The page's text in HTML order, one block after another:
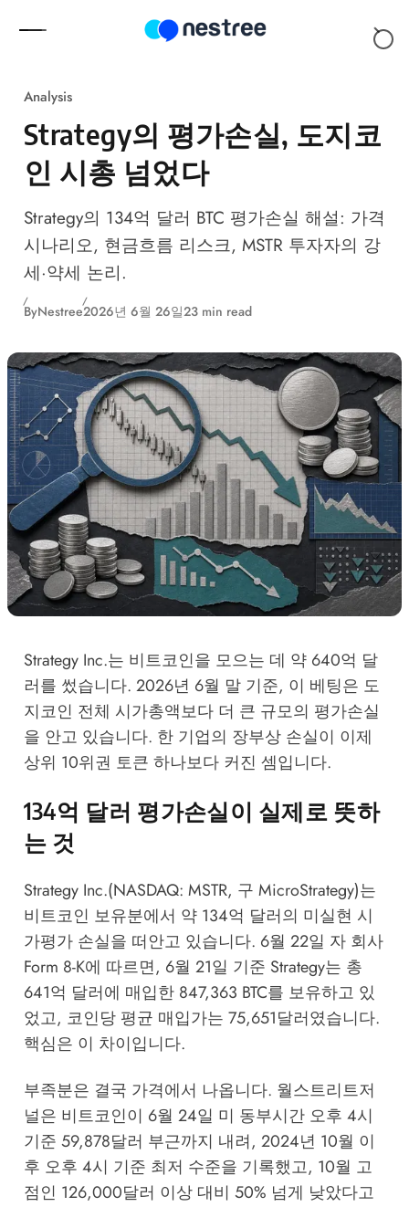
Analysis
Strategy의 평가손실, 도지코
인 시총 넘었다
Strategy의 134억 달러 BTC 평가손실 해설: 가격
시나리오, 현금흐름 리스크, MSTR 투자자의 강
세·약세 논리.
ByNestree2026년 6월 26일23 min read
Strategy Inc.는 비트코인을 모으는 데 약 640억 달
러를 썼습니다. 2026년 6월 말 기준, 이 베팅은 도
지코인 전체 시가총액보다 더 큰 규모의 평가손실
을 안고 있습니다. 한 기업의 장부상 손실이 이제
상위 10위권 토큰 하나보다 커진 셈입니다.
134억 달러 평가손실이 실제로 뜻하
는 것
Strategy Inc.(NASDAQ: MSTR, 구 MicroStrategy)는
비트코인 보유분에서 약 134억 달러의 미실현 시
가평가 손실을 떠안고 있습니다. 6월 22일 자 회사
Form 8-K에 따르면, 6월 21일 기준 Strategy는 총
641억 달러에 매입한 847,363 BTC를 보유하고 있
었고, 코인당 평균 매입가는 75,651달러였습니다.
핵심은 이 차이입니다.
부족분은 결국 가격에서 나옵니다. 월스트리트저
널은 비트코인이 6월 24일 미 동부시간 오후 4시
기준 59,878달러 부근까지 내려, 2024년 10월 이
후 오후 4시 기준 최저 수준을 기록했고, 10월 고
점인 126,000달러 이상 대비 50% 넘게 낮았다고